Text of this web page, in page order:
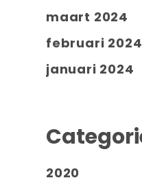
maart 2024
februari 2024
januari 2024
2020